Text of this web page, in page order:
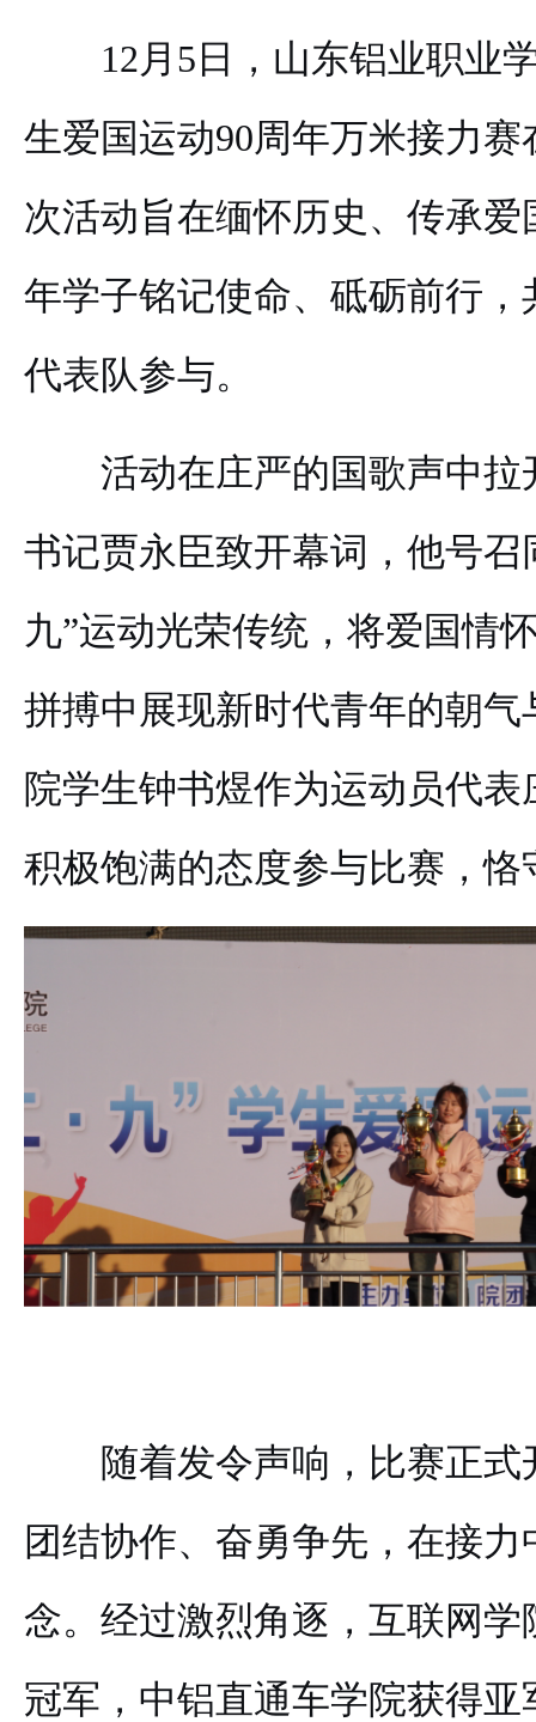
12月5日
，山东铝业职业
生爱国运动90周年万米接力赛
次活动旨在缅怀历史、传承
年学子铭记使命、砥砺前行，
代表队参与。
活动在庄严的国歌声中
书记贾永臣致开幕词，他号召
九”运动光荣传统，将爱国情
拼搏中展现新时代青年的朝
院学生钟书煜作为运动员代
积极饱满的态度参与比赛，恪
随着发令声响，比赛正
团结协作、奋勇争先，在接
念。经过激烈角逐，互联网
冠军，中铝直通车学院获得